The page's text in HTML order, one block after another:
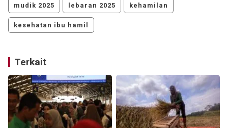
mudik 2025 lebaran 2025 kehamilan
kesehatan ibu hamil
Terkait